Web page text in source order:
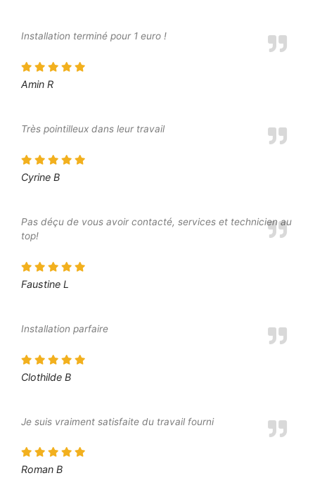
Installation terminé pour 1 euro !
Amin R
Très pointilleux dans leur travail
Cyrine B
Pas déçu de vous avoir contacté, services et technicien au
top!
Faustine L
Installation parfaire
Clothilde B
Je suis vraiment satisfaite du travail fourni
Roman B